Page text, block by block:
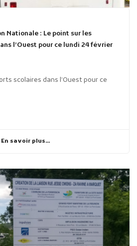
Nationale : Le point sur les
l’Ouest pour ce lundi 24 février
scolaires dans l’Ouest pour ce
En savoir plus...